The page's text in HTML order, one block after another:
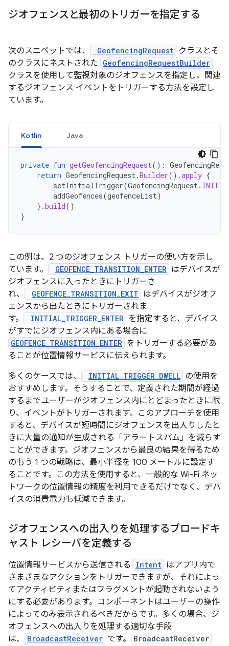
ジオフェンスと最初のトリガーを指定する
次のスニペットでは、 GeofencingRequest クラスとそ
のクラスにネストされた GeofencingRequestBuilder
クラスを使用して監視対象のジオフェンスを指定し、関連
するジオフェンス イベントをトリガーする方法を設定し
ています。
Kotlin Java
private fun getGeofencingRequest():
return GeofencingRequest.Builder().apply {
setInitialTrigger(GeofencingRequest.
addGeofences(geofenceList)
}.build()
}
この例は、2 つのジオフェンス トリガーの使い方を示し
ています。
GEOFENCE_TRANSITION_ENTER はデバイスが
ジオフェンスに入ったときにトリガーさ
れ、
GEOFENCE_TRANSITION_EXIT はデバイスがジオフ
ェンスから出たときにトリガーされま
す。
INITIAL_TRIGGER_ENTER を指定すると、デバイス
がすでにジオフェンス内にある場合に
GEOFENCE_TRANSITION_ENTER をトリガーする必要があ
ることが位置情報サービスに伝えられます。
多くのケースでは、
INITIAL_TRIGGER_DWELL の使用を
おすすめします。そうすることで、定義された期間が経過
するまでユーザーがジオフェンス内にとどまったときに限
り、イベントがトリガーされます。このアプローチを使用
すると、デバイスが短時間にジオフェンスを出入りしたと
きに大量の通知が生成される「アラートスパム」を減らす
ことができます。ジオフェンスから最良の結果を得るため
のもう 1 つの戦略は、最小半径を 100 メートルに設定す
ることです。この方法を使用すると、一般的な Wi-Fi ネッ
トワークの位置情報の精度を利用できるだけでなく、デバ
イスの消費電力も低減できます。
ジオフェンスへの出入りを処理するブロードキ
ャスト レシーバを定義する
位置情報サービスから送信される Intent はアプリ内で
さまざまなアクションをトリガーできますが、それによっ
てアクティビティまたはフラグメントが起動されないよう
にする必要があります。コンポーネントはユーザーの操作
によってのみ表示されるべきだからです。 多くの場合、ジ
オフェンスへの出入りを処理する適切な手段
は、
BroadcastReceiver です。 BroadcastReceiver